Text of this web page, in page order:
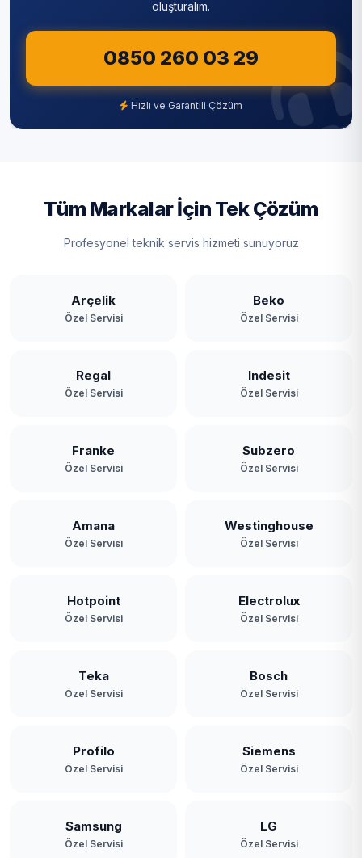
Şişli
Tuzla
Üsküdar
Zeytinburnu
Kaynarca
Örnekköy
Paşamandıra
Riva
Soğuksu
Yavuz Selim
Zerzavatçı
oluşturalım.
0850 260 03 29
Hızlı ve Garantili Çözüm
Tüm Markalar İçin Tek Çözüm
Profesyonel teknik servis hizmeti sunuyoruz
Arçelik
Özel Servisi
Beko
Özel Servisi
Regal
Özel Servisi
Indesit
Özel Servisi
Franke
Özel Servisi
Subzero
Özel Servisi
Amana
Özel Servisi
Westinghouse
Özel Servisi
Hotpoint
Özel Servisi
Electrolux
Özel Servisi
Teka
Özel Servisi
Bosch
Özel Servisi
Profilo
Özel Servisi
Siemens
Özel Servisi
Samsung
Özel Servisi
LG
Özel Servisi